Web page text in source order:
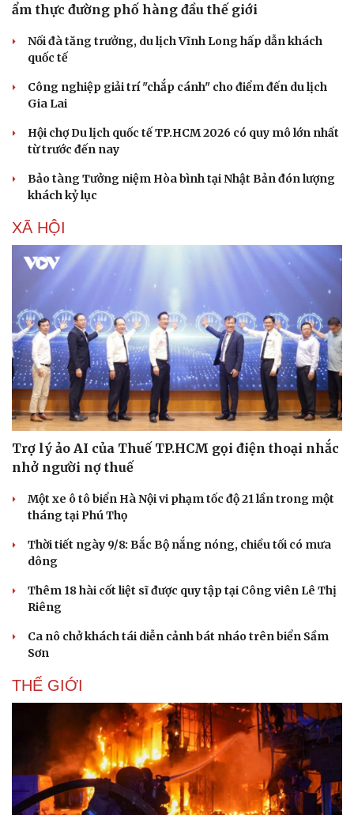
Văn hóa
Sân khấu - Điện ảnh
Văn học
Âm nhạc
Di sản
Nghệ sĩ
Thời trang
Sao Việt
ẩm thực đường phố hàng đầu thế giới
Nối đà tăng trưởng, du lịch Vĩnh Long hấp dẫn khách
quốc tế
Công nghiệp giải trí "chắp cánh" cho điểm đến du lịch
Gia Lai
Hội chợ Du lịch quốc tế TP.HCM 2026 có quy mô lớn nhất
từ trước đến nay
Bảo tàng Tưởng niệm Hòa bình tại Nhật Bản đón lượng
khách kỷ lục
XÃ HỘI
Trợ lý ảo AI của Thuế TP.HCM gọi điện thoại nhắc
nhở người nợ thuế
Một xe ô tô biển Hà Nội vi phạm tốc độ 21 lần trong một
tháng tại Phú Thọ
Thời tiết ngày 9/8: Bắc Bộ nắng nóng, chiều tối có mưa
dông
Thêm 18 hài cốt liệt sĩ được quy tập tại Công viên Lê Thị
Riêng
Ca nô chở khách tái diễn cảnh bát nháo trên biển Sầm
Sơn
THẾ GIỚI